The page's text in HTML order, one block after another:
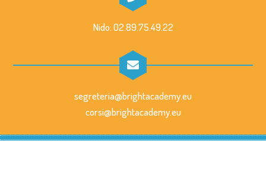
Nido: 02.89.75.49.22
segreteria@brightacademy.eu
corsi@brightacademy.eu